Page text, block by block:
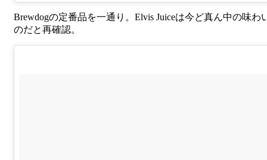
Brewdogの定番品を一通り。Elvis Juiceは今ど真ん中の味わ
のだと再確認。